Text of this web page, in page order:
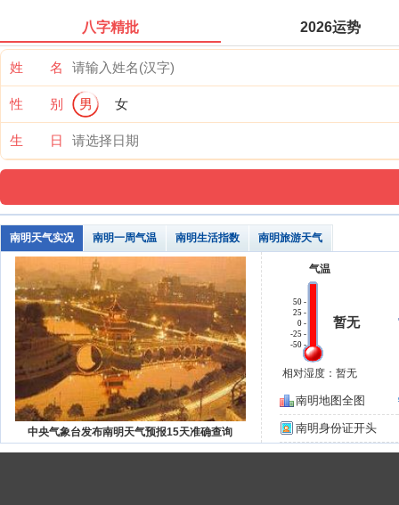
八字精批 2026运势
姓 名
性 别 男 女
生 日
南明天气实况 南明一周气温 南明生活指数 南明旅游天气
气温
50 -
25 -
0 -
-25 -
-50 -
暂无
相对湿度：暂无
南明地图全图
南明身份证开头
中央气象台发布南明天气预报15天准确查询